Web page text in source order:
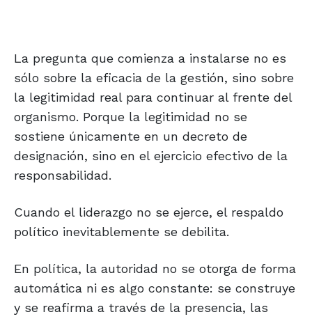
La pregunta que comienza a instalarse no es
sólo sobre la eficacia de la gestión, sino sobre
la legitimidad real para continuar al frente del
organismo. Porque la legitimidad no se
sostiene únicamente en un decreto de
designación, sino en el ejercicio efectivo de la
responsabilidad.
Cuando el liderazgo no se ejerce, el respaldo
político inevitablemente se debilita.
En política, la autoridad no se otorga de forma
automática ni es algo constante: se construye
y se reafirma a través de la presencia, las